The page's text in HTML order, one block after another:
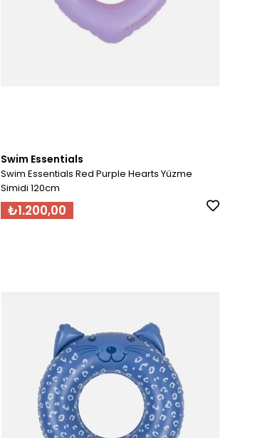
Swim Essentials
Swim Essentials Red Purple Hearts Yüzme
Simidi 120cm
₺1.200,00